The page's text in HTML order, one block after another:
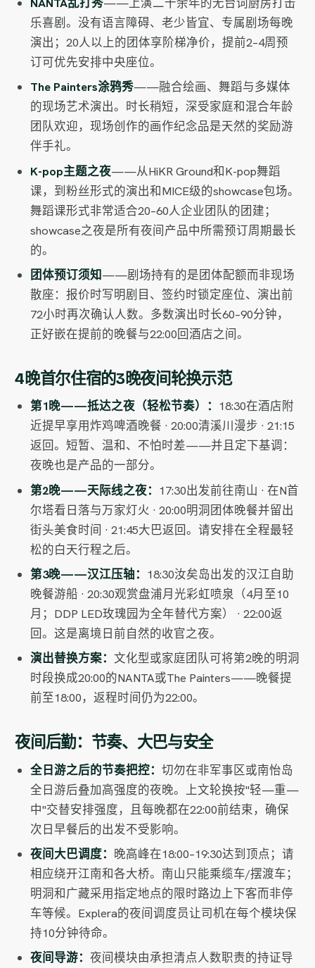
乐喜剧。没有语言障碍、老少皆宜、专属剧场每晚
演出；20人以上的团体享阶梯净价，提前2–4周预
订可优先安排中央座位。
The Painters涂鸦秀——融合绘画、舞蹈与多媒体
的现场艺术演出。时长稍短，深受家庭和混合年龄
团队欢迎，现场创作的画作纪念品是天然的奖励游
伴手礼。
K-pop主题之夜——从HiKR Ground和K-pop舞蹈
课，到粉丝形式的演出和MICE级的showcase包场。
舞蹈课形式非常适合20–60人企业团队的团建；
showcase之夜是所有夜间产品中所需预订周期最长
的。
团体预订须知——剧场持有的是团体配额而非现场
散座：报价时写明剧目、签约时锁定座位、演出前
72小时再次确认人数。多数演出时长60–90分钟，
正好嵌在提前的晚餐与22:00回酒店之间。
4晚首尔住宿的3晚夜间轮换示范
第1晚——抵达之夜（轻松节奏）： 18:30在酒店附
近提早享用炸鸡啤酒晚餐 · 20:00清溪川漫步 · 21:15
返回。短暂、温和、不怕时差——并且定下基调：
夜晚也是产品的一部分。
第2晚——天际线之夜： 17:30出发前往南山 · 在N首
尔塔看日落与万家灯火 · 20:00明洞团体晚餐并留出
街头美食时间 · 21:45大巴返回。请安排在全程最轻
松的白天行程之后。
第3晚——汉江压轴： 18:30汝矣岛出发的汉江自助
晚餐游船 · 20:30观赏盘浦月光彩虹喷泉（4月至10
月；DDP LED玫瑰园为全年替代方案） · 22:00返
回。这是离境日前自然的收官之夜。
演出替换方案： 文化型或家庭团队可将第2晚的明洞
时段换成20:00的NANTA或The Painters——晚餐提
前至18:00，返程时间仍为22:00。
夜间后勤：节奏、大巴与安全
全日游之后的节奏把控： 切勿在非军事区或南怡岛
全日游后叠加高强度的夜晚。上文轮换按"轻—重—
中"交替安排强度，且每晚都在22:00前结束，确保
次日早餐后的出发不受影响。
夜间大巴调度： 晚高峰在18:00–19:30达到顶点；请
相应绕开江南和各大桥。南山只能乘缆车/摆渡车；
明洞和广藏采用指定地点的限时路边上下客而非停
车等候。Explera的夜间调度员让司机在每个模块保
持10分钟待命。
夜间导游： 夜间模块由承担清点人数职责的持证导